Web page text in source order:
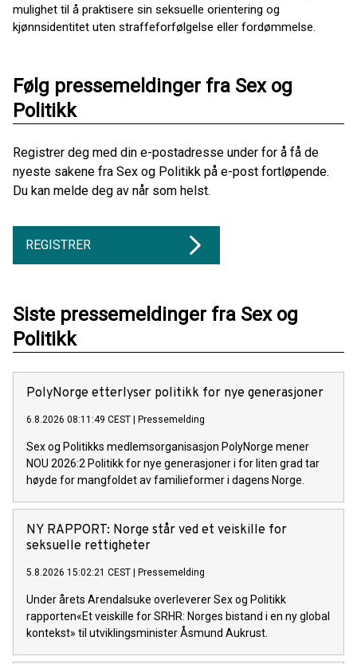
mulighet til å praktisere sin seksuelle orientering og
kjønnsidentitet uten straffeforfølgelse eller fordømmelse.
Følg pressemeldinger fra Sex og
Politikk
Registrer deg med din e-postadresse under for å få de
nyeste sakene fra Sex og Politikk på e-post fortløpende.
Du kan melde deg av når som helst.
REGISTRER
Siste pressemeldinger fra Sex og
Politikk
PolyNorge etterlyser politikk for nye generasjoner
6.8.2026 08:11:49 CEST | Pressemelding
Sex og Politikks medlemsorganisasjon PolyNorge mener
NOU 2026:2 Politikk for nye generasjoner i for liten grad tar
høyde for mangfoldet av familieformer i dagens Norge.
NY RAPPORT: Norge står ved et veiskille for
seksuelle rettigheter
5.8.2026 15:02:21 CEST | Pressemelding
Under årets Arendalsuke overleverer Sex og Politikk
rapporten«Et veiskille for SRHR: Norges bistand i en ny global
kontekst» til utviklingsminister Åsmund Aukrust.